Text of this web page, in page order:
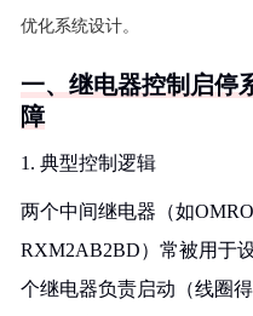
优化系统设计。
一、继电器控制启停
障
1. 典型控制逻辑
两个中间继电器（如
RXM2AB2BD）常被用于
个继电器负责启动（线圈